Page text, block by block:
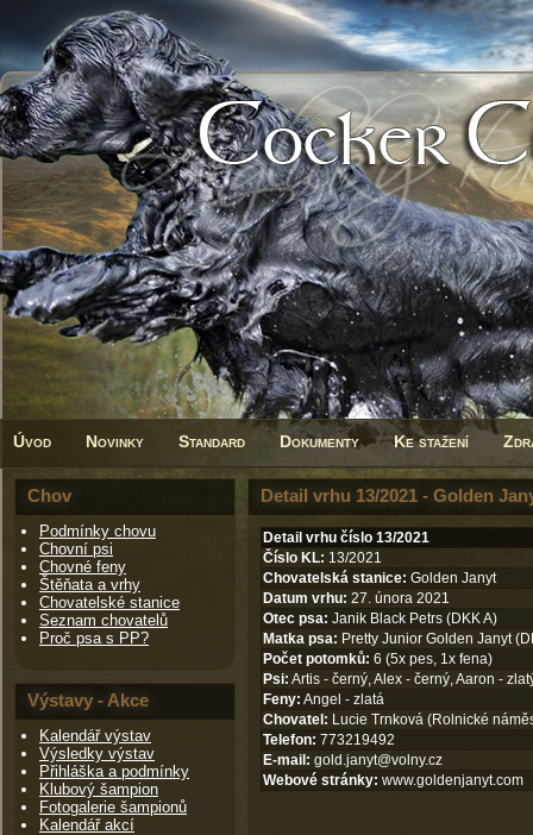
Úvod Novinky Standard Dokumenty Ke stažení
Chov
Podmínky chovu
Chovní psi
Chovné feny
Štěňata a vrhy
Chovatelské stanice
Seznam chovatelů
Proč psa s PP?
Výstavy - Akce
Kalendář výstav
Výsledky výstav
Přihláška a podmínky
Klubový šampion
Fotogalerie šampionů
Kalendář akcí
Detail vrhu 13/2021 - Golden
Detail vrhu číslo 13/2021
Číslo KL: 13/2021
Chovatelská stanice: Golden Janyt
Datum vrhu: 27. února 2021
Otec psa: Janik Black Petrs (DKK A)
Matka psa: Pretty Junior Golden Janyt
Počet potomků: 6 (5x pes, 1x fena)
Psi: Artis - černý, Alex - černý, Aaron -
Feny: Angel - zlatá
Chovatel: Lucie Trnková (Rolnické
Telefon: 773219492
E-mail: gold.janyt@volny.cz
Webové stránky: www.goldenjanyt.com